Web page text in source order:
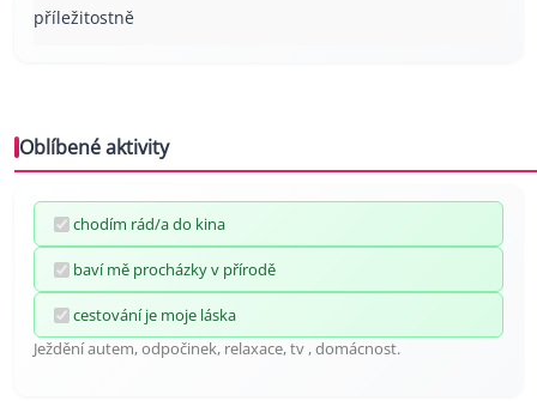
příležitostně
Oblíbené aktivity
chodím rád/a do kina
baví mě procházky v přírodě
cestování je moje láska
Ježdění autem, odpočinek, relaxace, tv , domácnost.